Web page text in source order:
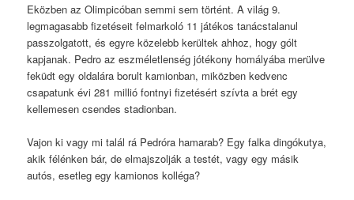
Eközben az Olimpicóban semmi sem történt. A világ 9.
legmagasabb fizetéseit felmarkoló 11 játékos tanácstalanul
passzolgatott, és egyre közelebb kerültek ahhoz, hogy gólt
kapjanak. Pedro az eszméletlenség jótékony homályába merülve
feküdt egy oldalára borult kamionban, miközben kedvenc
csapatunk évi 281 millió fontnyi fizetésért szívta a brét egy
kellemesen csendes stadionban.
Vajon ki vagy mi talál rá Pedróra hamarab? Egy falka dingókutya,
akik félénken bár, de elmajszolják a testét, vagy egy másik
autós, esetleg egy kamionos kolléga?